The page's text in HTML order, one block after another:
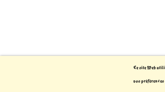
Ce site Web
vos